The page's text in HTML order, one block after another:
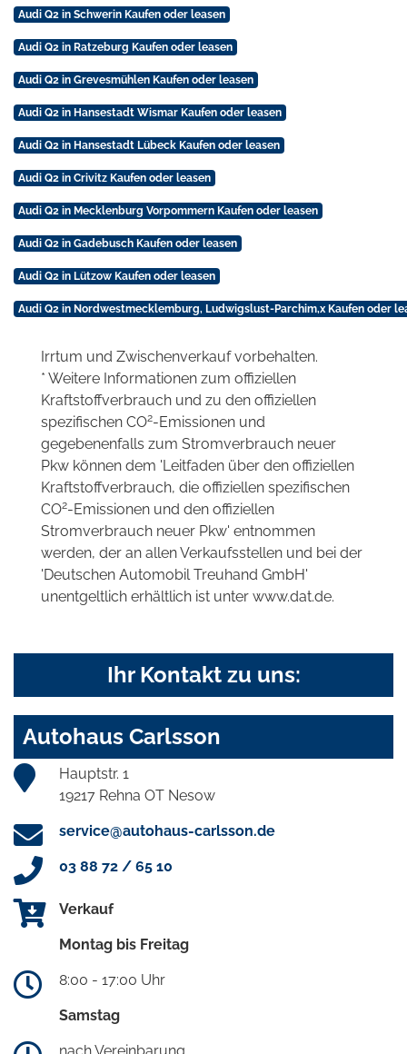
Audi Q2 in Schwerin Kaufen oder leasen
Audi Q2 in Ratzeburg Kaufen oder leasen
Audi Q2 in Grevesmühlen Kaufen oder leasen
Audi Q2 in Hansestadt Wismar Kaufen oder leasen
Audi Q2 in Hansestadt Lübeck Kaufen oder leasen
Audi Q2 in Crivitz Kaufen oder leasen
Audi Q2 in Mecklenburg Vorpommern Kaufen oder leasen
Audi Q2 in Gadebusch Kaufen oder leasen
Audi Q2 in Lützow Kaufen oder leasen
Audi Q2 in Nordwestmecklemburg, Ludwigslust-Parchim,x Kaufen oder
Irrtum und Zwischenverkauf vorbehalten.
* Weitere Informationen zum offiziellen
Kraftstoffverbrauch und zu den offiziellen
spezifischen CO2-Emissionen und
gegebenenfalls zum Stromverbrauch neuer
Pkw können dem 'Leitfaden über den offiziellen
Kraftstoffverbrauch, die offiziellen spezifischen
CO2-Emissionen und den offiziellen
Stromverbrauch neuer Pkw' entnommen
werden, der an allen Verkaufsstellen und bei der
'Deutschen Automobil Treuhand GmbH'
unentgeltlich erhältlich ist unter www.dat.de.
Ihr Kontakt zu uns:
Autohaus Carlsson
Hauptstr. 1
19217 Rehna OT Nesow
service@autohaus-carlsson.de
03 88 72 / 65 10
Verkauf
Montag bis Freitag
8:00 - 17:00 Uhr
Samstag